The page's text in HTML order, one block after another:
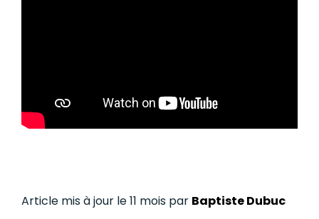
Article mis à jour le 11 mois par Baptiste Dubuc